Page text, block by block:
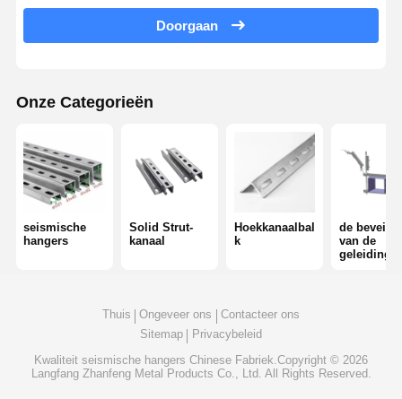
4 Weg van seismische beugel
draaikabeltrek
Zonnepaneelrailbeugels
Toestellen voor zonne-installatie
zonne-installatie kanaal
Doorgaan
Onze Categorieën
seismische
hangers
Solid Strut-
kanaal
Hoekkanaalbal
k
de
van de
geleiding
Thuis
Ongeveer ons
Contacteer ons
Sitemap
Privacybeleid
Kwaliteit seismische hangers Chinese Fabriek.Copyright © 2026
Langfang Zhanfeng Metal Products Co., Ltd. All Rights Reserved.